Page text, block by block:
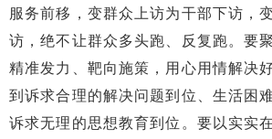
服务前移，变群众上访为干部下访，
访，绝不让群众多头跑、反复跑。要
精准发力、靶向施策，用心用情解决
到诉求合理的解决问题到位、生活困
诉求无理的思想教育到位。要以实实